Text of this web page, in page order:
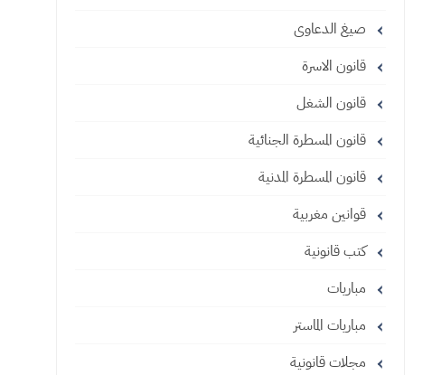
صيغ الدعاوى
قانون الاسرة
قانون الشغل
قانون المسطرة الجنائية
قانون المسطرة المدنية
قوانين مغربية
كتب قانونية
مباريات
مباريات الماستر
مجلات قانونية